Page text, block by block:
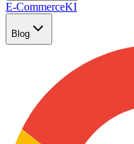
E-CommerceKI
Blog